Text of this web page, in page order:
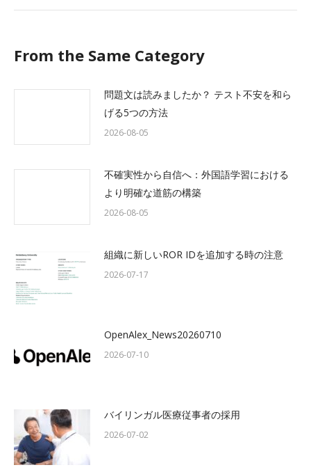
From the Same Category
問題文は読みましたか？ テスト不安を和ら
げる5つの方法
2026-08-05
不確実性から自信へ：外国語学習における
より明確な道筋の構築
2026-08-05
組織に新しいROR IDを追加する時の注意
2026-07-17
OpenAlex_News20260710
2026-07-10
バイリンガル医療従事者の採用
2026-07-02